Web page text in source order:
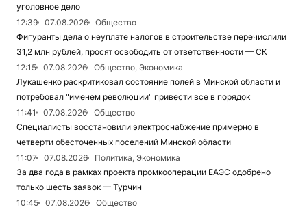
уголовное дело
12:39
07.08.2026
Общество
Фигуранты дела о неуплате налогов в строительстве перечислили
31,2 млн рублей, просят освободить от ответственности — СК
12:15
07.08.2026
Общество, Экономика
Лукашенко раскритиковал состояние полей в Минской области и
потребовал "именем революции" привести все в порядок
11:41
07.08.2026
Общество
Специалисты восстановили электроснабжение примерно в
четверти обесточенных поселений Минской области
11:07
07.08.2026
Политика, Экономика
За два года в рамках проекта промкооперации ЕАЭС одобрено
только шесть заявок — Турчин
10:45
07.08.2026
Общество